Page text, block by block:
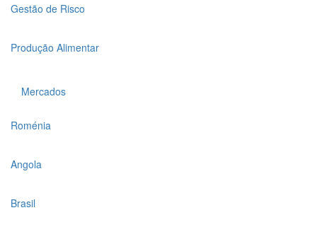
Gestão de Risco
Produção Alimentar
Mercados
Roménia
Angola
Brasil